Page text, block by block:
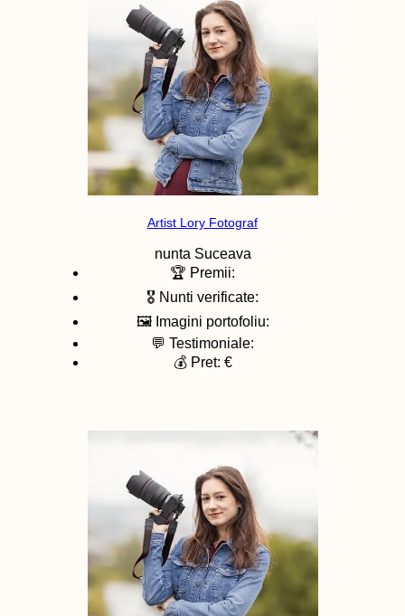
Artist Lory Fotograf
nunta Suceava
🏆 Premii:
🎖️ Nunti verificate:
🖼️ Imagini portofoliu:
💬 Testimoniale:
💰 Pret: €